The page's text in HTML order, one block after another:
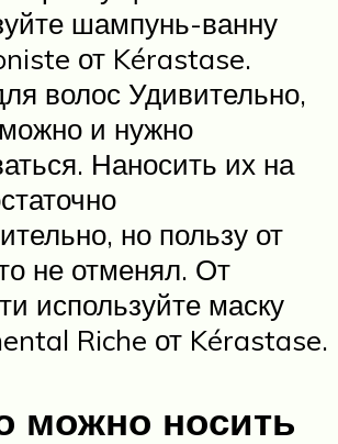
шампунь-ванну
от Kérastase.
волос Удивительно,
и нужно
Наносить их на
но пользу от
не отменял. От
используйте маску
Riche от Kérastase.
можно носить